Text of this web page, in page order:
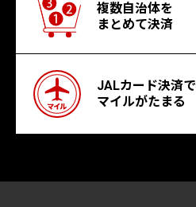
複数自治体を
まとめて決済
JALカード決済で
マイルがたまる